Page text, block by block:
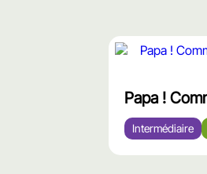
محتوى
Papa !
Intermédiaire